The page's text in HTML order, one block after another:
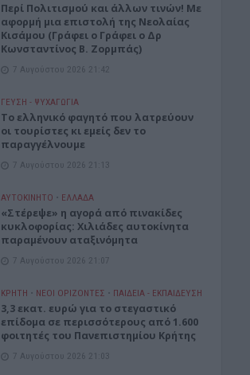
Περί Πολιτισμού και άλλων τινών! Mε
αφορμή μια επιστολή της Νεολαίας
Κισάμου (Γράφει ο Γράφει ο Δρ
Κωνσταντίνος Β. Ζορμπάς)
7 Αυγούστου 2026 21:42
ΓΕΎΣΗ - ΨΥΧΑΓΩΓΊΑ
Το ελληνικό φαγητό που λατρεύουν
οι τουρίστες κι εμείς δεν το
παραγγέλνουμε
7 Αυγούστου 2026 21:13
ΑΥΤΟΚΙΝΗΤΟ • ΕΛΛΑΔΑ
«Στέρεψε» η αγορά από πινακίδες
κυκλοφορίας: Χιλιάδες αυτοκίνητα
παραμένουν αταξινόμητα
7 Αυγούστου 2026 21:07
ΚΡΗΤΗ • ΝΕΟΙ ΟΡΙΖΟΝΤΕΣ • ΠΑΙΔΕΙΑ - ΕΚΠΑΙΔΕΥΣΗ
3,3 εκατ. ευρώ για το στεγαστικό
επίδομα σε περισσότερους από 1.600
φοιτητές του Πανεπιστημίου Κρήτης
7 Αυγούστου 2026 21:03